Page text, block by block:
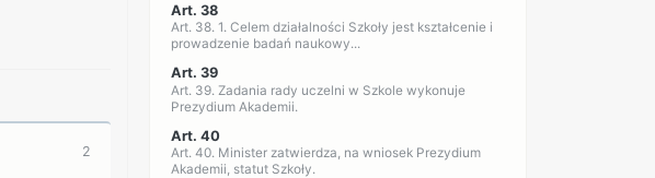
2
Art. 38
Art. 38. 1. Celem działalności Szkoły jest kształcenie i
prowadzenie badań naukowy...
Art. 39
Art. 39. Zadania rady uczelni w Szkole wykonuje
Prezydium Akademii.
Art. 40
Art. 40. Minister zatwierdza, na wniosek Prezydium
Akademii, statut Szkoły.